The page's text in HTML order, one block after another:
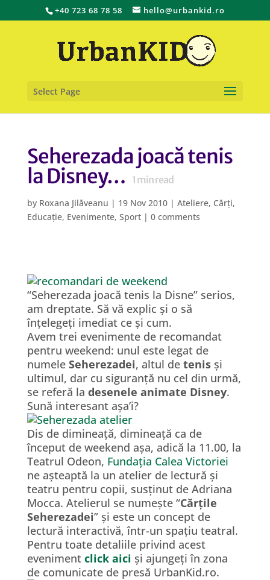
+40 723 68 78 58 hello@urbankid.ro
Select Page
Seherezada joacă tenis
la Disney…
1 min read
by Roxana Jilăveanu | 19 Nov 2010| Ateliere, Cărți,
Educație, Evenimente, Sport| 0 comments
“Seherezada joacă tenis la Disne” serios,
am dreptate. Să vă explic și o să
înțelegeți imediat ce și cum.
Avem trei evenimente de recomandat
pentru weekend: unul este legat de
numele Seherezadei, altul de tenis și
ultimul, dar cu siguranță nu cel din urmă,
se referă la desenele animate Disney.
Sună interesant așa’i?
Dis de dimineață, dimineață ca de
început de weekend așa, adică la 11.00, la
Teatrul Odeon, Fundația Calea Victoriei
ne așteaptă la un atelier de lectură și
teatru pentru copii, susținut de Adriana
Mocca. Atelierul se numește “Cărțile
Seherezadei” și este un concept de
lectură interactivă, într-un spațiu teatral.
Pentru toate detaliile privind acest
eveniment click aici și ajungeți în zona
de comunicate de presă UrbanKid.ro.